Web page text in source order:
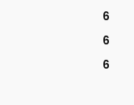
6
6
6